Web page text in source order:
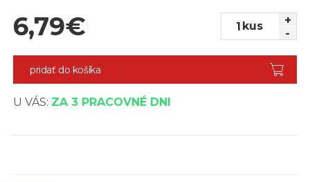
6,79€ kus
+
-
pridať do košíka
U VÁS: ZA 3 PRACOVNÉ DNI